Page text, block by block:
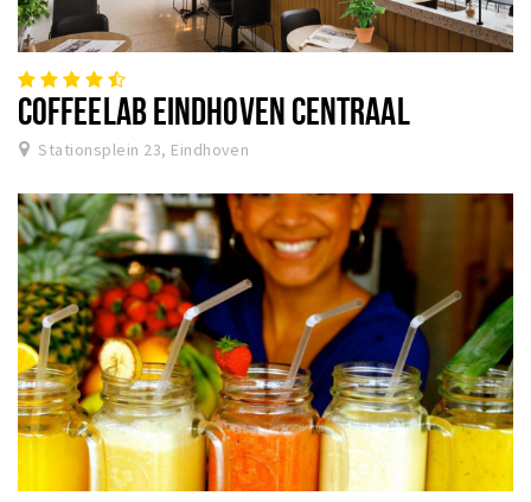
COFFEELAB EINDHOVEN CENTRAAL
Stationsplein 23, Eindhoven